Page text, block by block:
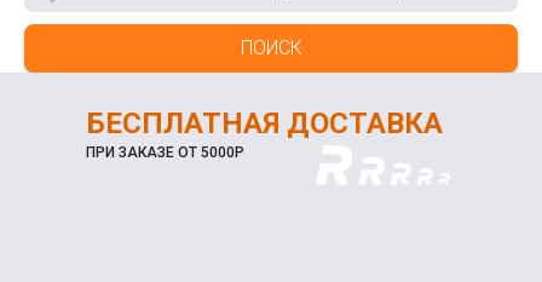
ПОИСК
БЕСПЛАТНАЯ ДОСТАВКА
ПРИ ЗАКАЗЕ ОТ 5000Р